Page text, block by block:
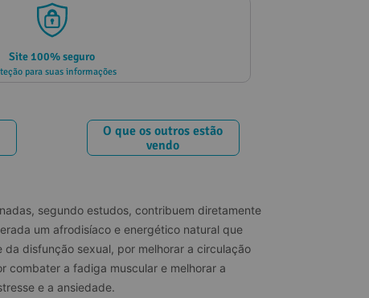
Site 100% seguro
para suas informações
O que os outros estão
vendo
segundo estudos, contribuem diretamente
um afrodisíaco e energético natural que
disfunção sexual, por melhorar a circulação
combater a fadiga muscular e melhorar a
e a ansiedade.